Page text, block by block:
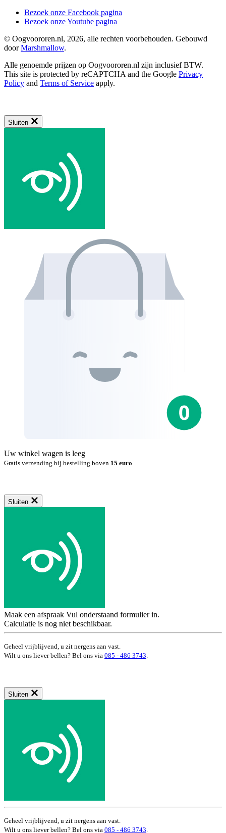
Bezoek onze Facebook pagina
Bezoek onze Youtube pagina
© Oogvoororen.nl, 2026, alle rechten voorbehouden. Gebouwd
doorMarshmallow.
Alle genoemde prijzen op Oogvoororen.nl zijn inclusief BTW.
This site is protected by reCAPTCHA and the Google Privacy
Policy and Terms of Service apply.
Sluiten
Uw winkel wagen is leeg
Gratis verzending bij bestelling boven 15 euro
Sluiten
Maak een afspraak Vul onderstaand formulier in.
Calculatie is nog niet beschikbaar.
Geheel vrijblijvend, u zit nergens aan vast.
Wilt u ons liever bellen? Bel ons via 085 - 486 3743.
Sluiten
Geheel vrijblijvend, u zit nergens aan vast.
Wilt u ons liever bellen? Bel ons via 085 - 486 3743.